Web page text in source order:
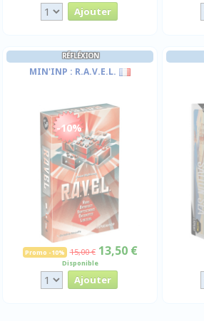
RÉFLÉXION
MIN'INP : R.A.V.E.L.
-10%
Promo -10% 15,00 € 13,50 €
Disponible